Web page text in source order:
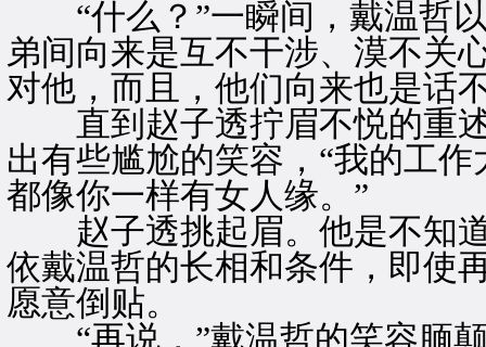
“什么？”一瞬间，戴温哲以
弟间向来是互不干涉、漠不关
对他，而且，他们向来也是话
直到赵子透拧眉不悦的重述
出有些尴尬的笑容，“我的工
都像你一样有女人缘。”
赵子透挑起眉。他是不知道
依戴温哲的长相和条件，即使
愿意倒贴。
“再说，”戴温哲的笑容腼颠